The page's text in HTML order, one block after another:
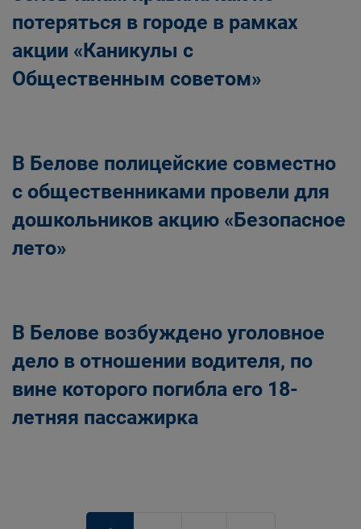
потеряться в городе в рамках
акции «Каникулы с
Общественным советом»
В Белове полицейские совместно
с общественниками провели для
дошкольников акцию «Безопасное
лето»
В Белове возбуждено уголовное
дело в отношении водителя, по
вине которого погибла его 18-
летняя пассажирка